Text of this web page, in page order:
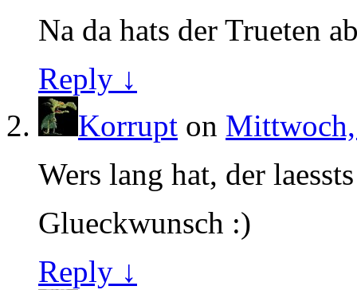
Na da hats der Trueten
Reply ↓
Korrupt on
Wers lang hat, der
Glueckwunsch :)
Reply ↓